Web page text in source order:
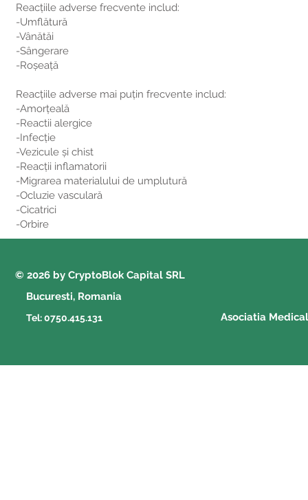
Reacțiile adverse frecvente includ:
-Umflătură
-Vânătăi
-Sângerare
-Roşeaţă
Reacțiile adverse mai puțin frecvente includ:
-Amorţeală
-Reactii alergice
-Infecţie
-Vezicule și chist
-Reacții inflamatorii
-Migrarea materialului de umplutură
-Ocluzie vasculară
-Cicatrici
-Orbire
© 2026 by CryptoBlok Capital SRL
Bucuresti, Romania
Tel: 0750.415.131 Asociatia